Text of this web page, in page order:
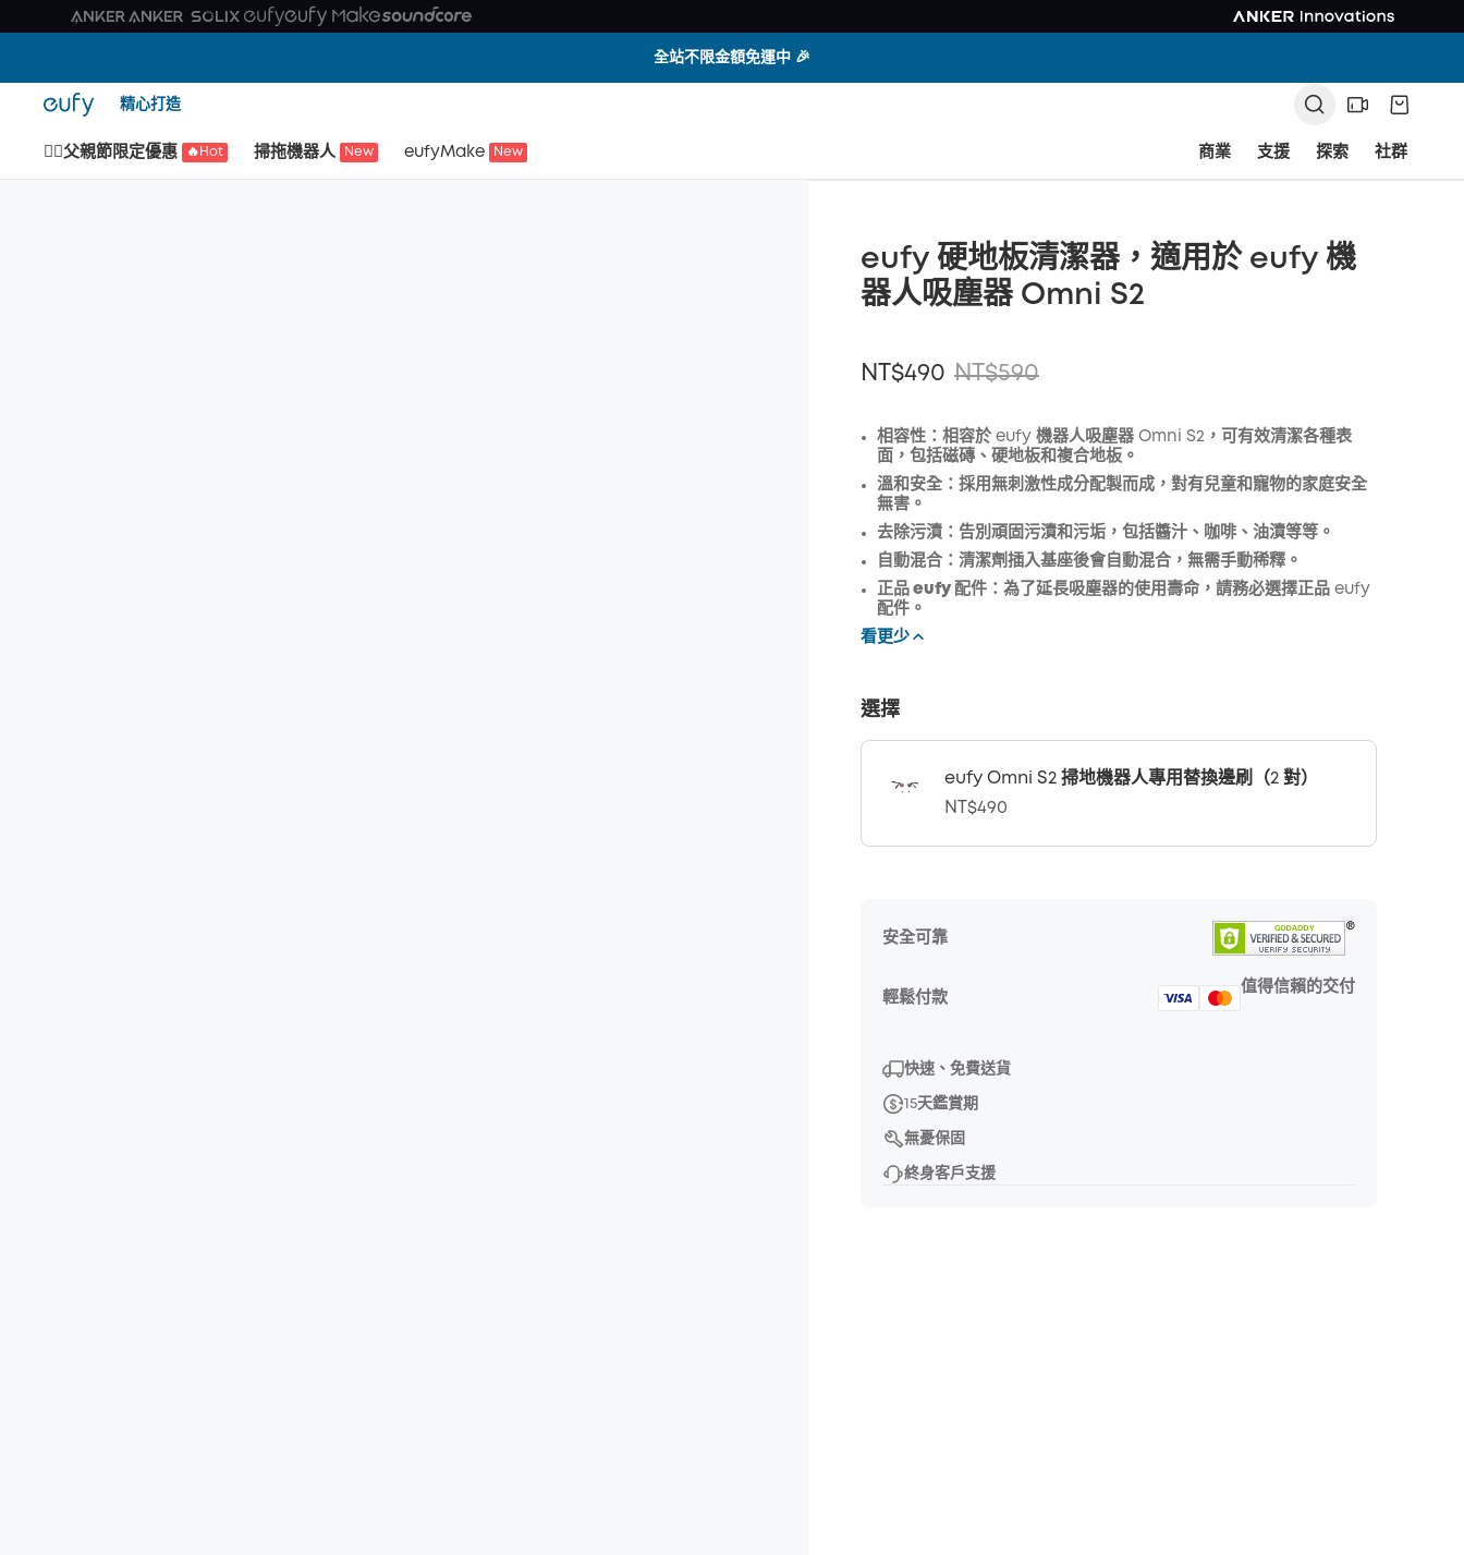
全站不限金額免運中 🎉
精心打造
🙆‍♂️父親節限定優惠 🔥Hot 掃拖機器人 New eufyMake New 商業 支援 探索 社群
eufy 硬地板清潔器，適用於 eufy 機
器人吸塵器 Omni S2
NT$490 NT$590
折扣
優惠碼
複製
相容性： 相容於 eufy 機器人吸塵器 Omni S2，可有效清潔各種表
面，包括磁磚、硬地板和複合地板。
溫和安全： 採用無刺激性成分配製而成，對有兒童和寵物的家庭安全
無害。
去除污漬： 告別頑固污漬和污垢，包括醬汁、咖啡、油漬等等。
自動混合： 清潔劑插入基座後會自動混合，無需手動稀釋。
正品 eufy 配件： 為了延長吸塵器的使用壽命，請務必選擇正品 eufy
配件。
看更少
選擇
eufy Omni S2 掃地機器人專用替換邊刷（2 對）
NT$490
安全可靠
輕鬆付款
值得信賴的交付
快速、免費送貨
15天鑑賞期
無憂保固
終身客戶支援